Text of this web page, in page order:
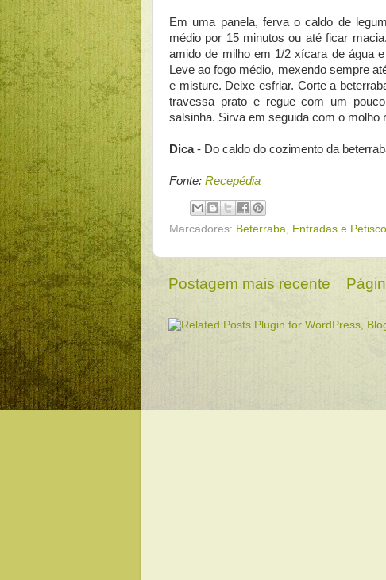
Em uma panela, ferva o caldo de
médio por 15 minutos ou até ficar
amido de milho em 1/2 xícara de água
Leve ao fogo médio, mexendo sempre
e misture. Deixe esfriar. Corte a
travessa prato e regue com um
salsinha. Sirva em seguida com o molho
Dica- Do caldo do cozimento da
Fonte: Recepédia
Marcadores: Beterraba Entradas e
Postagem mais recente